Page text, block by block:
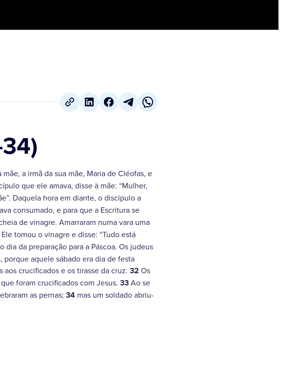
a irmã da sua mãe, Maria de Cléofas, e
que ele amava, disse à mãe: “Mulher,
Daquela hora em diante, o discípulo a
consumado, e para que a Escritura se
de vinagre. Amarraram numa vara uma
Ele tomou o vinagre e disse: “Tudo está
dia da preparação para a Páscoa. Os judeus
aquele sábado era dia de festa
crucificados e os tirasse da cruz. 32 Os
foram crucificados com Jesus. 33Ao se
as pernas; 34 mas um soldado abriu-